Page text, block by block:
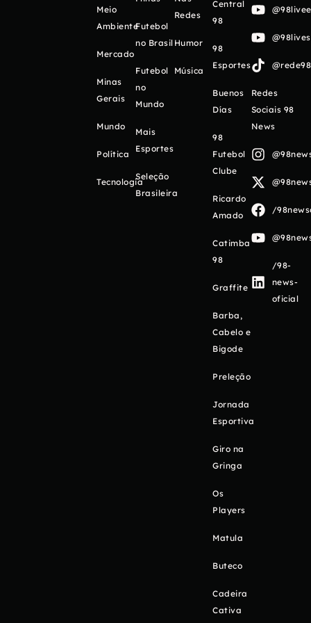
Meio
Ambiente
Mercado
Minas
Gerais
Mundo
Política
Tecnologia
Futebol
no Brasil
Futebol
no
Mundo
Mais
Esportes
Seleção
Brasileira
Redes
Humor
Música
Central
98
98
Esportes
Buenos
Días
98
Futebol
Clube
Ricardo
Amado
Catimba
98
Graffite
Barba,
Cabelo e
Bigode
Preleção
Jornada
Esportiva
Giro na
Gringa
Os
Players
Matula
Buteco
Cadeira
Cativa
Redes
Sociais 98
News
/
/98-
news-
oficial